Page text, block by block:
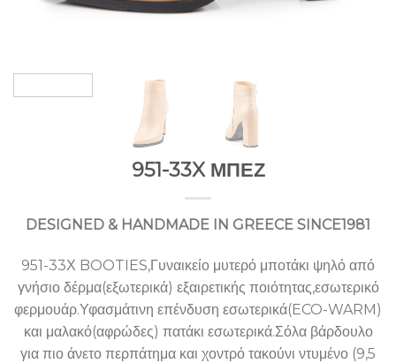
951-33X ΜΠΕΖ
DESIGNED & HANDMADE IN GREECE SINCE1981
951-33Χ BOOTIES,Γυναικείο μυτερό μποτάκι ψηλό από
γνήσιο δέρμα(εξωτερικά) εξαιρετικής ποιότητας,εσωτερικό
φερμουάρ.Υφασμάτινη επένδυση εσωτερικά(ECO-WARM)
και μαλακό(αφρώδες) πατάκι εσωτερικά.Σόλα βάρδουλο
για πιο άνετο περπάτημα και χοντρό τακούνι ντυμένο (9,5